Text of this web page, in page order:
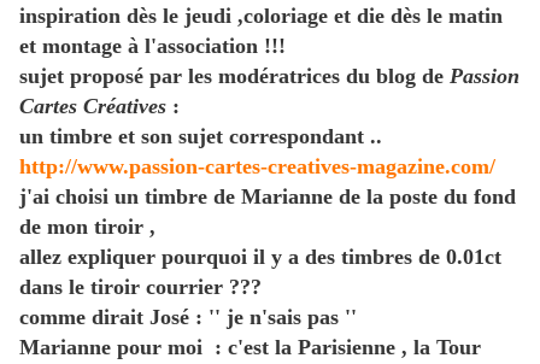
inspiration dès le jeudi ,coloriage et die dès le matin
et montage à l'association !!!
sujet proposé par les modératrices du blog de Passion
Cartes Créatives :
un timbre et son sujet correspondant ..
http://www.passion-cartes-creatives-magazine.com/
j'ai choisi un timbre de Marianne de la poste du fond
de mon tiroir ,
allez expliquer pourquoi il y a des timbres de 0.01ct
dans le tiroir courrier ???
comme dirait José : '' je n'sais pas ''
Marianne pour moi : c'est la Parisienne , la Tour